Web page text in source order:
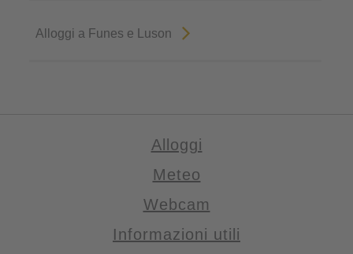
Alloggi a Funes e Luson
Alloggi
Meteo
Webcam
Informazioni utili